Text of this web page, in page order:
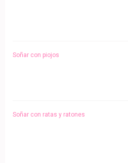
Soñar con piojos
Soñar con ratas y ratones